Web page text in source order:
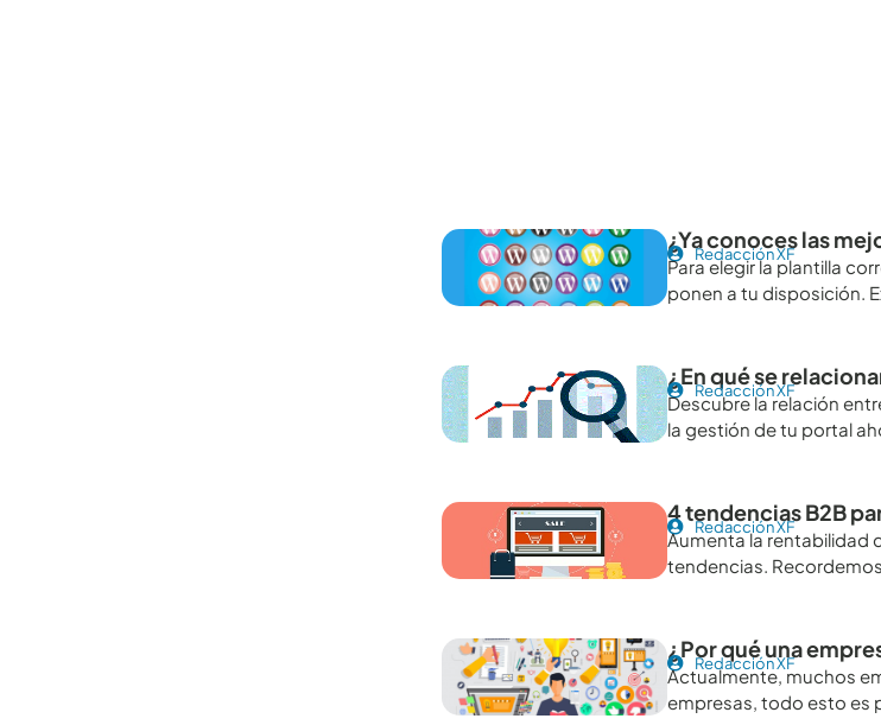
¿Ya conoces las
Redacción XF
Para elegir la plantilla
ponen a tu disposición.
¿En qué se
Redacción XF
Descubre la relación
la gestión de tu portal
4 tendencias B2B
Redacción XF
Aumenta la rentabilidad
tendencias.
¿Por qué una
Redacción XF
Actualmente, muchos
empresas, todo esto es